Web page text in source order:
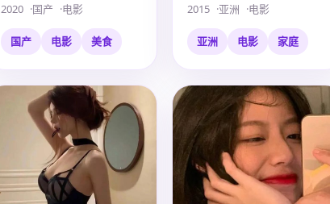
2020 国产 电影
国产 电影 美食
如何做家人。
2015 亚洲 电影
亚洲 电影 家庭